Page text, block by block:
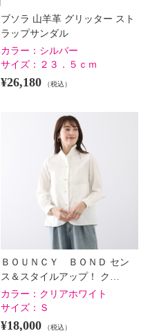
ブソラ 山羊革 グリッター スト
ラップサンダル
カラー： シルバー
サイズ： ２３．５ｃｍ
¥26,180 （税込）
ＢＯＵＮＣＹ ＢＯＮＤ セン
ス＆スタイルアップ！ ク…
カラー： クリアホワイト
サイズ： Ｓ
¥18,000 （税込）